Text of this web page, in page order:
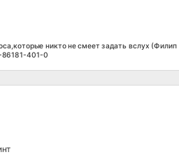
никто не смеет задать вслух (Филип
86181-401-0